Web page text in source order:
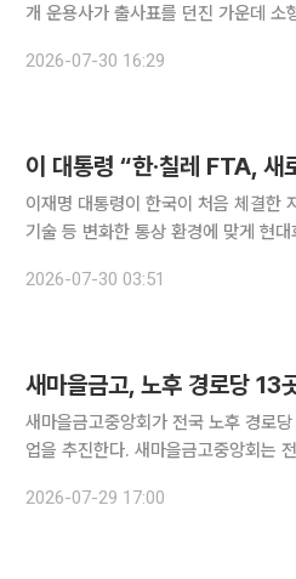
개 운용사가 출사표를 던진 가운데 소
투자파트너스, 대신증권·프롤로그벤
2026-07-30 16:29
이재명 대통령이 한국이 처음 체결한
기술 등 변화한 통상 환경에 맞게 현
중인 이 대통령은 29일 스페인 EFE
2026-07-30 03:51
새마을금고, 노후 경로당
새마을금고중앙회가 전국 노후 경로
업을 추진한다. 새마을금고중앙회는 전날 환경재단에 기부금 2억원을 전달하고 ‘MG우리동네 친환
신들의 생활환경을 개선하기 위해 마
2026-07-29 17:00